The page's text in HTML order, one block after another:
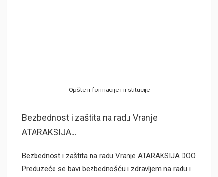
Opšte informacije i institucije
Bezbednost i zaštita na radu Vranje
ATARAKSIJA...
Bezbednost i zaštita na radu Vranje ATARAKSIJA DOO
Preduzeće se bavi bezbednošću i zdravljem na radu i